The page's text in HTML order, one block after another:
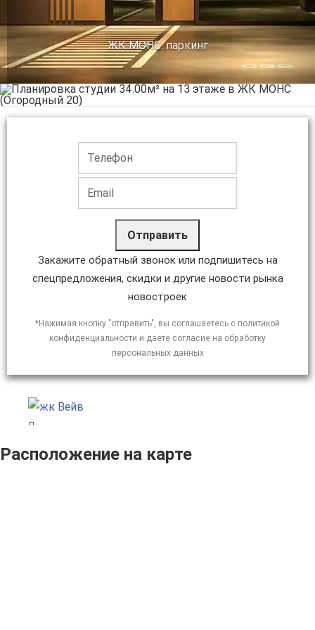
ЖК МОНС. паркинг
Отправить
Закажите обратный звонок или подпишитесь на
спецпредложения, скидки и другие новости рынка
новостроек
*Нажимая кнопку "отправить", вы соглашаетесь с политикой
конфиденциальности и даете согласие на обработку
персональных данных
Расположение на карте